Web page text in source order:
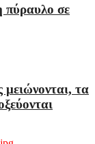
πύραυλο σε
μειώνονται, τα